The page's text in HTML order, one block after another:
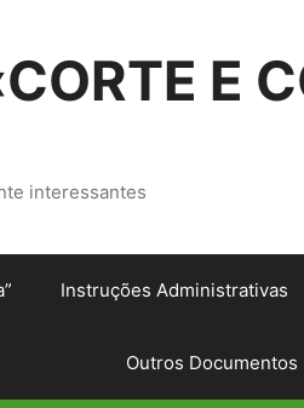
E
interessantes
Instruções Administrativas
Outros Documentos